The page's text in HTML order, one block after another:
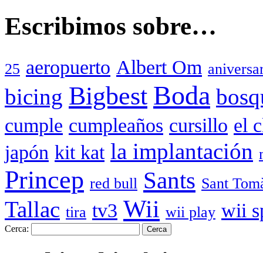
Escribimos sobre…
25 aeropuerto Albert Om
bicing Bigbest Boda
cumple cumpleaños cursillo el
japón kit kat la implantación
Princep red bull Sants Sant
Tallac tira tv3 Wii wii play wii
Cerca: